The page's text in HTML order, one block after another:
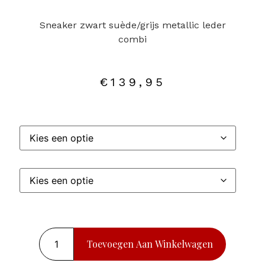
Sneaker zwart suède/grijs metallic leder
combi
€ 139,95
Toevoegen Aan Winkelwagen